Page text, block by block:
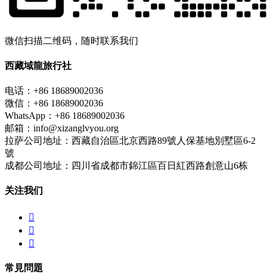
微信扫描二维码，随时联系我们
西藏域龍旅行社
电话：+86 18689002036
微信：+86 18689002036
WhatsApp：+86 18689002036
邮箱：info@xizanglvyou.org
拉萨公司地址：西藏自治區北京西路89號人保基地別墅區6-2
號
成都公司地址：四川省成都市錦江區百日紅西路創意山6栋
关注我们



常見問題